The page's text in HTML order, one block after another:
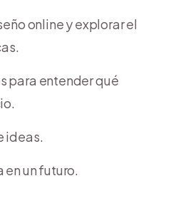
online y explorar el
para entender qué
ideas.
en un futuro.